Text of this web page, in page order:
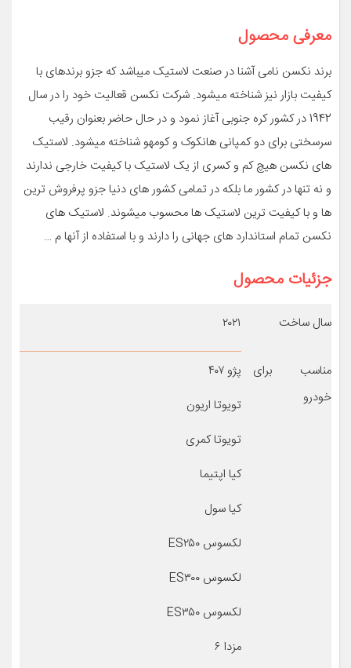
معرفی محصول
برند نکسن نامی آشنا در صنعت لاستیک میباشد که جزو برندهای با
کیفیت بازار نیز شناخته میشود. شرکت نکسن قعالیت خود را در سال
1942 در کشور کره جنوبی آغاز نمود و در حال حاضر بعنوان رقیب
سرسختی برای دو کمپانی هانکوک و کومهو شناخته میشود. لاستیک
های نکسن هیچ کم و کسری از یک لاستیک با کیفیت خارجی ندارند
و نه تنها در کشور ما بلکه در تمامی کشور های دنیا جزو پرفروش ترین
ها و با کیفیت ترین لاستیک ها محسوب میشوند. لاستیک های
نکسن تمام استاندارد های جهانی را دارند و با استفاده از آنها م …
جزئیات محصول
سال ساخت ۲۰۲۱
مناسب برای
خودرو
پژو ۴۰۷
تویوتا اریون
تویوتا کمری
کیا اپتیما
کیا سول
لکسوس ES۲۵۰
لکسوس ES۳۰۰
لکسوس ES۳۵۰
مزدا ۶